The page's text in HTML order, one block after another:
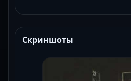
Скриншоты